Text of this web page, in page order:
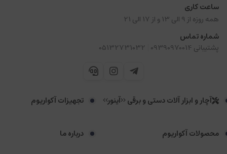
ساعت کاری
همه روزه از 9 الی 13 و از 17 الی 21
شماره تماس
پشتیبانی 09390970014
05132731032
آچار و ابزار آلات دستی و برقی <<آینور>> تجهیزات آکواریوم
محصولات آکواریوم درباره ما